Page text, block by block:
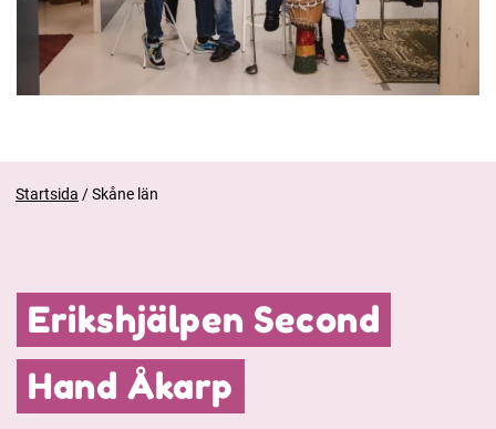
Startsida /Skåne län
Erikshjälpen Second
Hand Åkarp